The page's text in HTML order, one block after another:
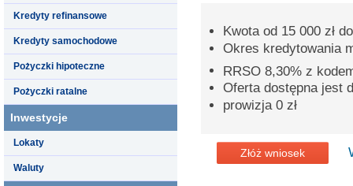
Kredyty refinansowe
Kredyty samochodowe
Pożyczki hipoteczne
Pożyczki ratalne
Inwestycje
Lokaty
Waluty
Kwota od 15 000 zł
Okres kredytowania
RRSO 8,30% z
Oferta dostępna jest
prowizja 0 zł
Złóż wniosek